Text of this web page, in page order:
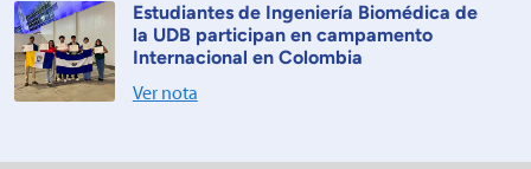
Estudiantes de Ingeniería Biomédica de
la UDB participan en campamento
Internacional en Colombia
Ver nota